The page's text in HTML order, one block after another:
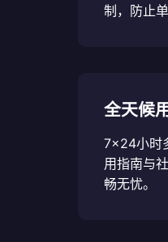
制，防止
全天候
7×24小时
用指南与
畅无忧。